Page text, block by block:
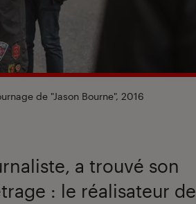
de "Jason Bourne", 2016
a trouvé son
: le réalisateur de